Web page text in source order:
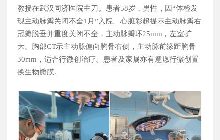
教授在武汉同济医院主刀。患者58岁，男性，因“体检发
现主动脉瓣关闭不全1 月”入院。心脏彩超提示主动脉瓣右
冠瓣脱垂并重度关闭不全，主动脉瓣环25mm ，左室扩
大。胸部CT示主动脉偏向胸骨右侧，主动脉前缘距胸骨
30mm ，适合行微创治疗。患者及家属亦有意愿行微创置
换生物瓣膜。